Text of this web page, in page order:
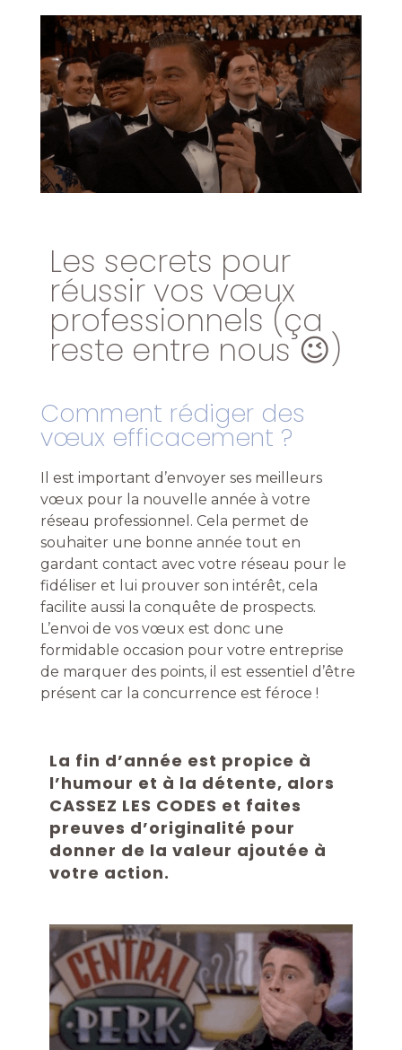
Les secrets pour
réussir vos vœux
professionnels (ça
reste entre nous 😉)
Comment rédiger des
vœux efficacement ?
Il est important d’envoyer ses meilleurs
vœux pour la nouvelle année à votre
réseau professionnel. Cela permet de
souhaiter une bonne année tout en
gardant contact avec votre réseau pour le
fidéliser et lui prouver son intérêt, cela
facilite aussi la conquête de prospects.
L’envoi de vos vœux est donc une
formidable occasion pour votre entreprise
de marquer des points, il est essentiel d’être
présent car la concurrence est féroce !
La fin d’année est propice à
l’humour et à la détente, alors
CASSEZ LES CODES et faites
preuves d’originalité pour
donner de la valeur ajoutée à
votre action.